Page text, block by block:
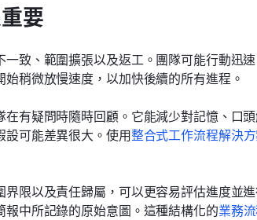
要
致、範圍擴張以及返工。團隊可能行動迅
稍微放慢速度，以加快後續的所有進程。
有疑問時隨時回顧。它能減少對記憶、口
設可能差異很大。使用整合式工作流程解決
限以及責任歸屬，可以更容易評估進度並
中所記錄的原始意圖。這種結構化的業務